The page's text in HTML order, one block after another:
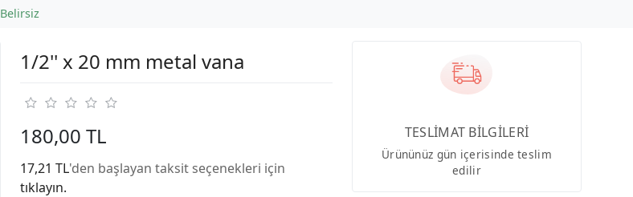
Belirsiz
1/2'' x 20 mm metal vana
180,00 TL
17,21 TL'den başlayan taksit seçenekleri için
tıklayın.
TESLİMAT BİLGİLERİ
Ürününüz gün içerisinde teslim
edilir